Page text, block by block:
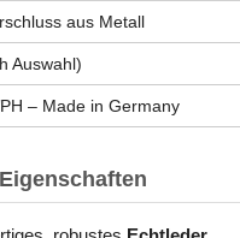
aus Metall
Auswahl)
– Made in Germany
Eigenschaften